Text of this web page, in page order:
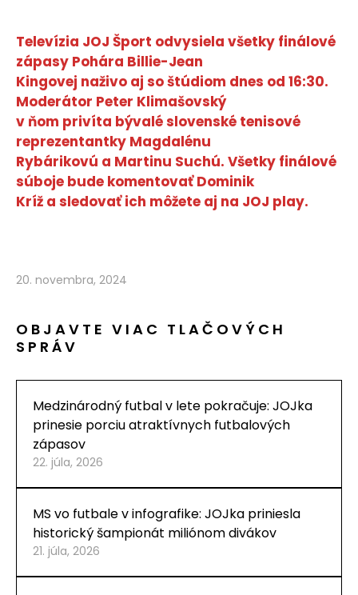
Televízia JOJ Šport odvysiela všetky finálové
zápasy Pohára Billie-Jean
Kingovej naživo aj so štúdiom dnes od 16:30.
Moderátor Peter Klimašovský
v ňom privíta bývalé slovenské tenisové
reprezentantky Magdalénu
Rybárikovú a Martinu Suchú. Všetky finálové
súboje bude komentovať Dominik
Kríž a sledovať ich môžete aj na JOJ play.
20. novembra, 2024
OBJAVTE VIAC TLAČOVÝCH
SPRÁV
Medzinárodný futbal v lete pokračuje: JOJka
prinesie porciu atraktívnych futbalových
zápasov
22. júla, 2026
MS vo futbale v infografike: JOJka priniesla
historický šampionát miliónom divákov
21. júla, 2026